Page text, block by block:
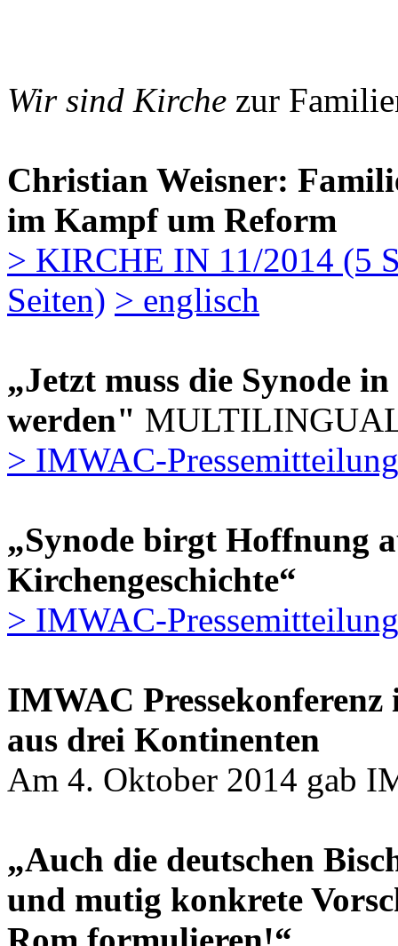
Wir sind Kirche zur
Christian Weisner:
im Kampf um Reform
> KIRCHE IN 11/2014 (5
Seiten) > englisch
„Jetzt muss die Synode
werden"
> IMWAC-
„Synode birgt Hoffnung
Kirchengeschichte“
> IMWAC-
IMWAC
aus drei Kontinenten
Am 4. Oktober 2014 gab
„Auch die deutschen
und mutig konkrete